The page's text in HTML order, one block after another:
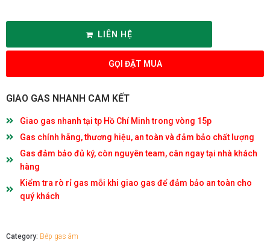
LIÊN HỆ
GỌI ĐẶT MUA
GIAO GAS NHANH CAM KẾT
Giao gas nhanh tại tp Hồ Chí Minh trong vòng 15p
Gas chính hãng, thương hiệu, an toàn và đảm bảo chất lượng
Gas đảm bảo đủ ký, còn nguyên team, cân ngay tại nhà khách
hàng
Kiểm tra rò rỉ gas mỗi khi giao gas để đảm bảo an toàn cho
quý khách
Category: Bếp gas âm